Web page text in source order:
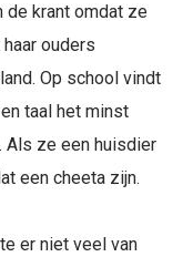
de krant omdat ze
ouders
Op school vindt
taal het minst
Als ze een huisdier
een cheeta zijn.
er niet veel van